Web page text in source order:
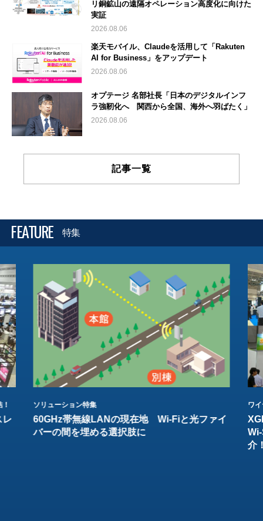
リ銅鉱山の遠隔オペレーション高度化に向けた
実証
2026.08.06
楽天モバイル、Claudeを活用して「Rakuten
AI for Business」をアップデート
2026.08.06
オプテージ 名部社長「日本のデジタルインフ
ラ強靭化へ 関西から全国、海外へ羽ばたく」
2026.08.06
記事一覧
FEATURE 特集
レ
ソリューション特集
60GHz帯無線LANの現在地 Wi-Fiと光ファイ
バーの間を埋める選択肢に
ワ
介